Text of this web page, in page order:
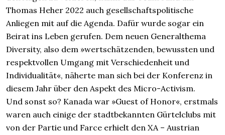
Thomas Heher 2022 auch gesellschaftspolitische
Anliegen mit auf die Agenda. Dafür wurde sogar ein
Beirat ins Leben gerufen. Dem neuen Generalthema
Diversity, also dem »wertschätzenden, bewussten und
respektvollen Umgang mit Verschiedenheit und
Individualität«, näherte man sich bei der Konferenz in
diesem Jahr über den Aspekt des Micro-Activism.
Und sonst so? Kanada war »Guest of Honor«, erstmals
waren auch einige der stadtbekannten Gürtelclubs mit
von der Partie und Farce erhielt den XA – Austrian